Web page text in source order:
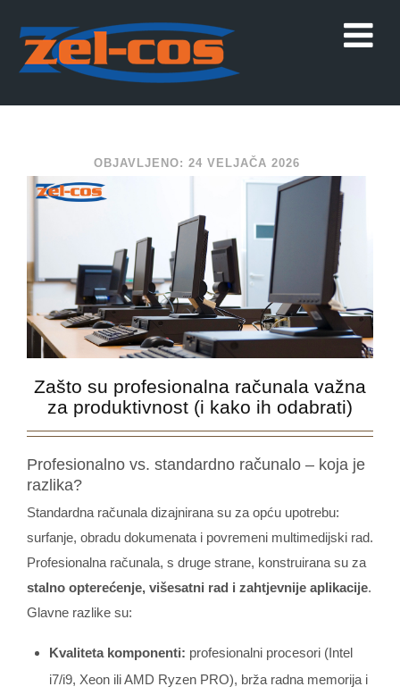
OBJAVLJENO: 24 VELJAČA 2026
Zašto su profesionalna računala važna
za produktivnost (i kako ih odabrati)
Profesionalno vs. standardno računalo – koja je
razlika?
Standardna računala dizajnirana su za opću upotrebu:
surfanje, obradu dokumenata i povremeni multimedijski rad.
Profesionalna računala, s druge strane, konstruirana su za
stalno opterećenje, višesatni rad i zahtjevnije aplikacije.
Glavne razlike su:
Kvaliteta komponenti: profesionalni procesori (Intel
i7/i9, Xeon ili AMD Ryzen PRO), brža radna memorija i